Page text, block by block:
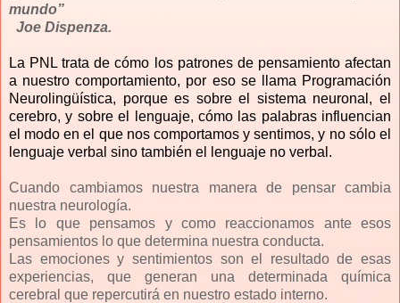
mundo”
Joe Dispenza.
La PNL trata de cómo los patrones de pensamiento afectan
a nuestro comportamiento, por eso se llama Programación
Neurolingüística, porque es sobre el sistema neuronal, el
cerebro, y sobre el lenguaje, cómo las palabras influencian
el modo en el que nos comportamos y sentimos, y no sólo el
lenguaje verbal sino también el lenguaje no verbal.
Cuando cambiamos nuestra manera de pensar cambia
nuestra neurología.
Es lo que pensamos y como reaccionamos ante esos
pensamientos lo que determina nuestra conducta.
Las emociones y sentimientos son el resultado de esas
experiencias, que generan una determinada química
cerebral que repercutirá en nuestro estado interno.